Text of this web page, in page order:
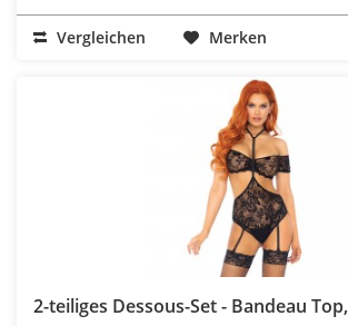
Vergleichen Merken
2-teiliges Dessous-Set - Bandeau